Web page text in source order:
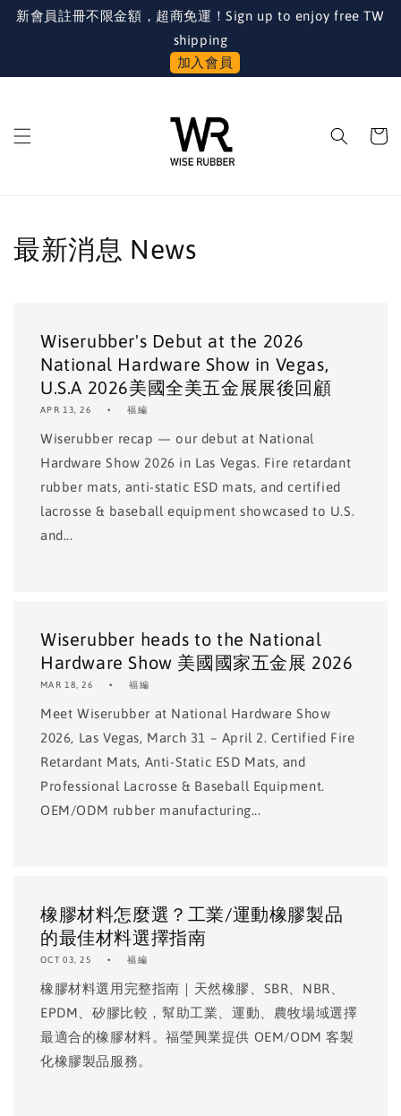
新會員註冊不限金額，超商免運！Sign up to enjoy free TW
shipping
加入會員
最新消息 News
Wiserubber's Debut at the 2026
National Hardware Show in Vegas,
U.S.A 2026美國全美五金展展後回顧
APR 13, 26 福編
Wiserubber recap — our debut at National
Hardware Show 2026 in Las Vegas. Fire retardant
rubber mats, anti-static ESD mats, and certified
lacrosse & baseball equipment showcased to U.S.
and...
Wiserubber heads to the National
Hardware Show 美國國家五金展 2026
MAR 18, 26 福編
Meet Wiserubber at National Hardware Show
2026, Las Vegas, March 31 – April 2. Certified Fire
Retardant Mats, Anti-Static ESD Mats, and
Professional Lacrosse & Baseball Equipment.
OEM/ODM rubber manufacturing...
橡膠材料怎麼選？工業/運動橡膠製品
的最佳材料選擇指南
OCT 03, 25 福編
橡膠材料選用完整指南｜天然橡膠、SBR、NBR、
EPDM、矽膠比較，幫助工業、運動、農牧場域選擇
最適合的橡膠材料。福瑩興業提供 OEM/ODM 客製
化橡膠製品服務。